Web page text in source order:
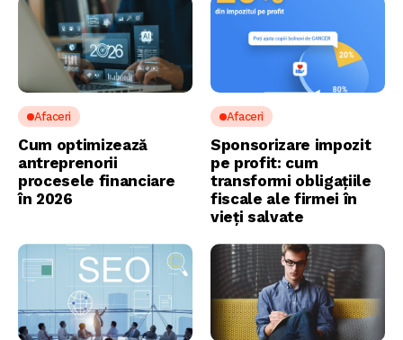
Afaceri
Cum optimizează
antreprenorii
procesele financiare
în 2026
Afaceri
Sponsorizare impozit
pe profit: cum
transformi obligațiile
fiscale ale firmei în
vieți salvate